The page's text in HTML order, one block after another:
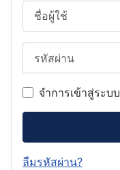
ชื่อผู้ใช้
จำการเข้าสู่ระบบ
ลืมรหัสผ่าน?